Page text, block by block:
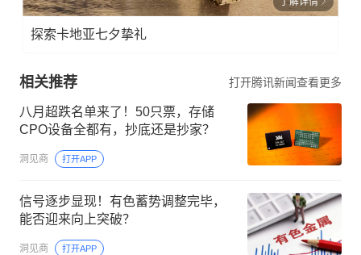
探索卡地亚七夕挚礼
相关推荐 打开腾讯新闻查看更多
八月超跌名单来了！50只票，存储
CPO设备全都有，抄底还是抄家？
洞见商 打开APP
信号逐步显现！有色蓄势调整完毕，
能否迎来向上突破？
洞见商 打开APP